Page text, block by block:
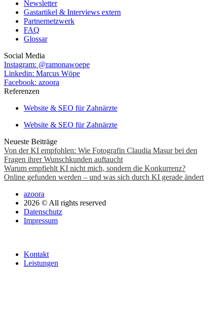
Newsletter
Gastartikel & Interviews extern
Partnernetzwerk
FAQ
Glossar
Social Media
Instagram: @ramonawoepe
Linkedin: Marcus Wöpe
Facebook: azoora
Referenzen
Website & SEO für Zahnärzte
Website & SEO für Zahnärzte
Neueste Beiträge
Von der KI empfohlen: Wie Fotografin Claudia Masur bei den
Fragen ihrer Wunschkunden auftaucht
Warum empfiehlt KI nicht mich, sondern die Konkurrenz?
Online gefunden werden – und was sich durch KI gerade ändert
azoora
2026 © All rights reserved
Datenschutz
Impressum
Kontakt
Leistungen